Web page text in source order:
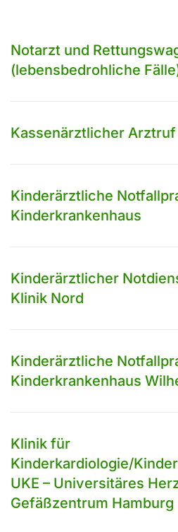
Notarzt und
(lebensbedrohliche
Kassenärztlicher Arztruf
Kinderärztliche
Kinderkrankenhaus
Kinderärztlicher
Klinik Nord
Kinderärztliche
Kinderkrankenhaus
Klinik für
Kinderkardiologie/
UKE – Universitäres
Gefäßzentrum Hamburg